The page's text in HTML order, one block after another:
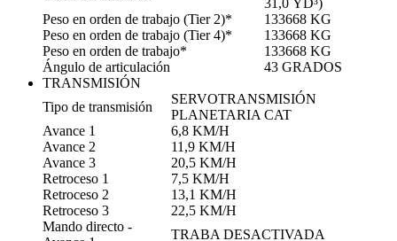
Peso en orden de trabajo (Tier 2)*
133668 KG
Peso en orden de trabajo (Tier 4)*
133668 KG
Peso en orden de trabajo*
133668 KG
Ángulo de articulación
43 GRADOS
TRANSMISIÓN
Tipo de transmisión
SERVOTRANSMISIÓN
PLANETARIA CAT
Avance 1
6,8 KM/H
Avance 2
11,9 KM/H
Avance 3
20,5 KM/H
Retroceso 1
7,5 KM/H
Retroceso 2
13,1 KM/H
Retroceso 3
22,5 KM/H
Mando directo -
TRABA DESACTIVADA